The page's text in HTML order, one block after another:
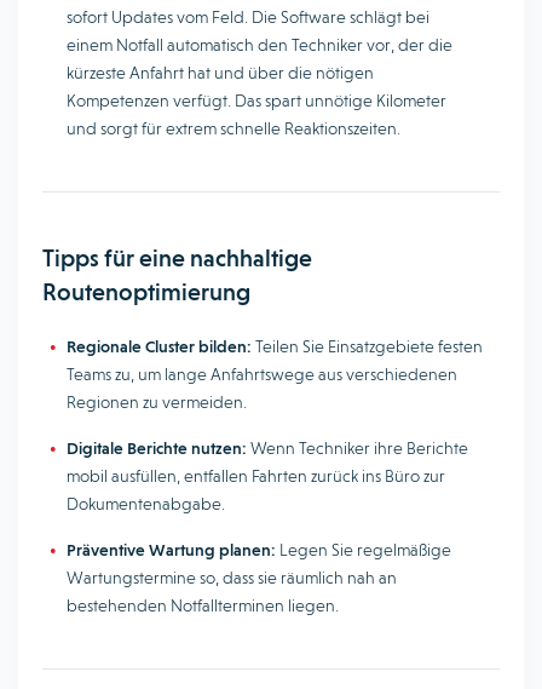
sofort Updates vom Feld. Die Software schlägt bei
einem Notfall automatisch den Techniker vor, der die
kürzeste Anfahrt hat und über die nötigen
Kompetenzen verfügt. Das spart unnötige Kilometer
und sorgt für extrem schnelle Reaktionszeiten.
Tipps für eine nachhaltige
Routenoptimierung
Regionale Cluster bilden: Teilen Sie Einsatzgebiete festen
Teams zu, um lange Anfahrtswege aus verschiedenen
Regionen zu vermeiden.
Digitale Berichte nutzen: Wenn Techniker ihre Berichte
mobil ausfüllen, entfallen Fahrten zurück ins Büro zur
Dokumentenabgabe.
Präventive Wartung planen: Legen Sie regelmäßige
Wartungstermine so, dass sie räumlich nah an
bestehenden Notfallterminen liegen.